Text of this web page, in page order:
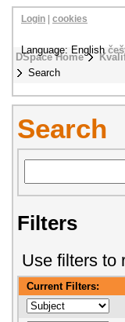
DSpace Home
Search
Login cookies
Language: English
Search
Filters
Use filters to
Current Filters: